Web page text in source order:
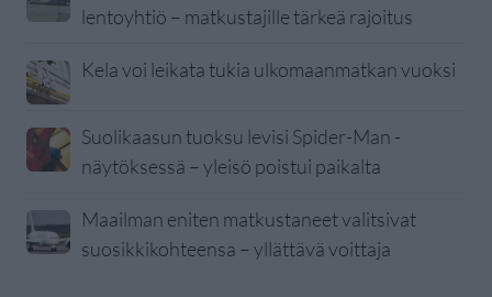
lentoyhtiö – matkustajille tärkeä rajoitus
Kela voi leikata tukia ulkomaanmatkan vuoksi
Suolikaasun tuoksu levisi Spider-Man -
näytöksessä – yleisö poistui paikalta
Maailman eniten matkustaneet valitsivat
suosikkikohteensa – yllättävä voittaja